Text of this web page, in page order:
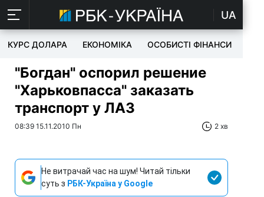
UA
КУРС ДОЛАРА ЕКОНОМІКА ОСОБИСТІ ФІНАНСИ
"Богдан" оспорил решение
"Харьковпасса" заказать
транспорт у ЛАЗ
08:39 15.11.2010 Пн 2 хв
Не витрачай час на шум! Читай тільки
суть з РБК-Україна у Google